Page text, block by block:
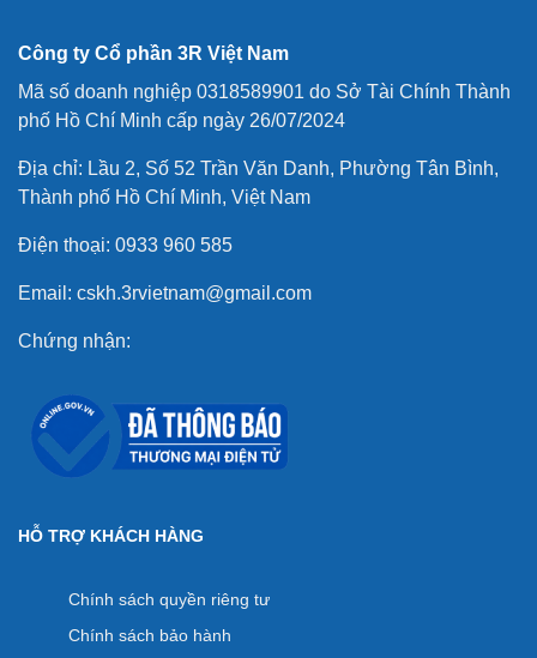
Công ty Cổ phần 3R Việt Nam
Mã số doanh nghiệp 0318589901 do Sở Tài Chính Thành
phố Hồ Chí Minh cấp ngày 26/07/2024
Địa chỉ: Lầu 2, Số 52 Trần Văn Danh, Phường Tân Bình,
Thành phố Hồ Chí Minh, Việt Nam
Điện thoại: 0933 960 585
Email: cskh.3rvietnam@gmail.com
Chứng nhận:
HỖ TRỢ KHÁCH HÀNG
Chính sách quyền riêng tư
Chính sách bảo hành